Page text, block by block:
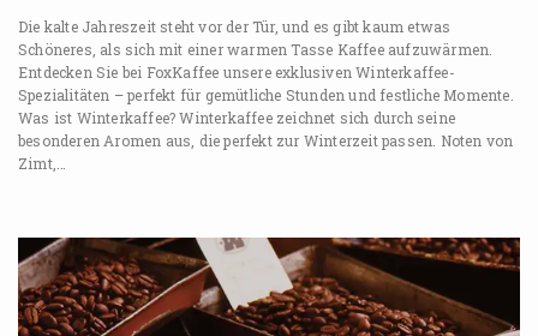
Die kalte Jahreszeit steht vor der Tür, und es gibt kaum etwas
Schöneres, als sich mit einer warmen Tasse Kaffee aufzuwärmen.
Entdecken Sie bei FoxKaffee unsere exklusiven Winterkaffee-
Spezialitäten – perfekt für gemütliche Stunden und festliche Momente.
Was ist Winterkaffee? Winterkaffee zeichnet sich durch seine
besonderen Aromen aus, die perfekt zur Winterzeit passen. Noten von
Zimt,…